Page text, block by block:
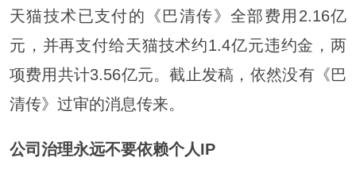
天猫技术已支付的《巴清传》全部费用2.16亿
元，并再支付给天猫技术约1.4亿元违约金，两
项费用共计3.56亿元。截止发稿，依然没有《巴
清传》过审的消息传来。
公司治理永远不要依赖个人IP